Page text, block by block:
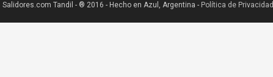
Salidores.com Tandil - ® 2016 - Hecho en Azul, Argentina - Política de Privacidad